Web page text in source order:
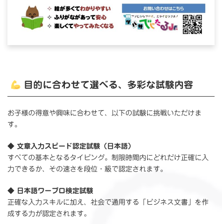
目的に合わせて選べる、多彩な試験内容
お子様の得意や興味に合わせて、以下の試験に挑戦いただけま
す。
◆ 文章入力スピード認定試験（日本語）
すべての基本となるタイピング。制限時間内にどれだけ正確に入
力できるか、その速さを段位・級で認定されます。
◆ 日本語ワープロ検定試験
正確な入力スキルに加え、社会で通用する「ビジネス文書」を作
成する力が認定されます。